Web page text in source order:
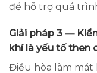
để hỗ trợ quá
Giải pháp 3 —
khí là yếu tố then
Điều hòa làm